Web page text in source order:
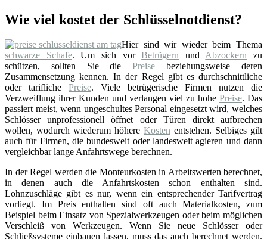
Wie viel kostet der Schlüsselnotdienst?
Hier sind wir wieder beim Thema
schwarze Schafe. Um sich vorBetrügern undAbzockern zu
schützen, sollten Sie diePreise beziehungsweise deren
Zusammensetzung kennen. In der Regel gibt es durchschnittliche
oder tarifliche Preise. Viele betrügerische Firmen nutzen die
Verzweiflung ihrer Kunden und verlangen viel zu hohe Preise. Das
passiert meist, wenn ungeschultes Personal eingesetzt wird, welches
Schlösser unprofessionell öffnet oder Türen direkt aufbrechen
wollen, wodurch wiederum höhere Kosten entstehen. Selbiges gilt
auch für Firmen, die bundesweit oder landesweit agieren und dann
vergleichbar lange Anfahrtswege berechnen.
In der Regel werden die Monteurkosten in Arbeitswerten berechnet,
in denen auch die Anfahrtskosten schon enthalten sind.
Lohnzuschläge gibt es nur, wenn ein entsprechender Tarifvertrag
vorliegt. Im Preis enthalten sind oft auch Materialkosten, zum
Beispiel beim Einsatz von Spezialwerkzeugen oder beim möglichen
Verschleiß von Werkzeugen. Wenn Sie neue Schlösser oder
Schließsysteme einbauen lassen, muss das auch berechnet werden.